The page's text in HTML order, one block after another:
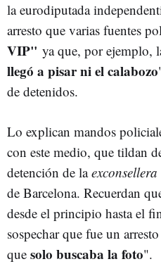
la eurodiputada
arresto que varias fuentes
VIP" ya que, por ejemplo,
llegó a pisar ni el calabozo
de detenidos.
Lo explican mandos
con este medio, que tildan
detención de laexconsellera
de Barcelona. Recuerdan
desde el principio hasta el
sospechar que fue un
que solo buscaba la foto".